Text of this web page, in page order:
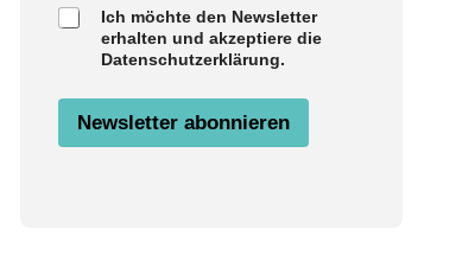
s
t
m
Ich möchte den Newsletter
erhalten und akzeptiere die
Datenschutzerklärung.
Newsletter abonnieren